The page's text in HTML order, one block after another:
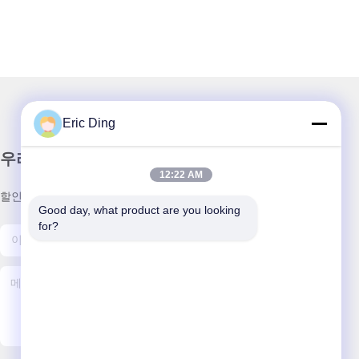
우리 뉴스레터
할인 및 더 많은 정보를 얻기 위해 뉴스레터에 가입하십시오.
Eric Ding
12:22 AM
Good day, what product are you looking
for?